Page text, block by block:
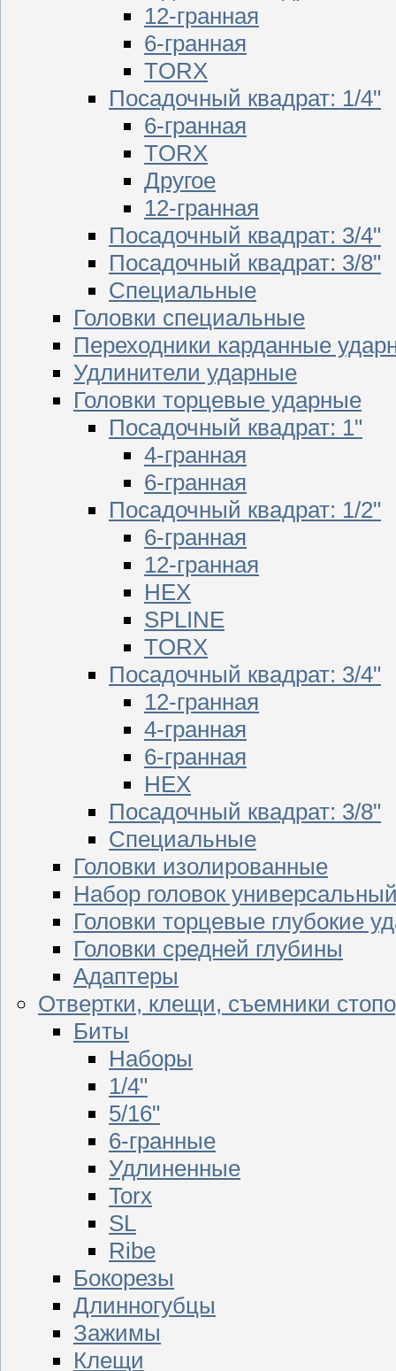
12-гранная
6-гранная
TORX
Посадочный квадрат: 1/4"
6-гранная
TORX
Другое
12-гранная
Посадочный квадрат: 3/4"
Посадочный квадрат: 3/8"
Специальные
Головки специальные
Переходники карданные
Удлинители ударные
Головки торцевые ударные
Посадочный квадрат: 1"
4-гранная
6-гранная
Посадочный квадрат: 1/2"
6-гранная
12-гранная
HEX
SPLINE
TORX
Посадочный квадрат: 3/4"
12-гранная
4-гранная
6-гранная
HEX
Посадочный квадрат: 3/8"
Специальные
Головки изолированные
Набор головок
Головки торцевые глубокие
Головки средней глубины
Адаптеры
Отвертки, клещи, съемники
Биты
Наборы
1/4"
5/16"
6-гранные
Удлиненные
Torx
SL
Ribe
Бокорезы
Длинногубцы
Зажимы
Клещи